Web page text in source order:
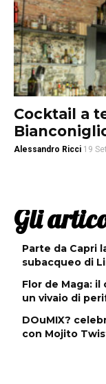
Cocktail a
Alessandro Ricci 19
Gli
Parte da Capri
subacqueo di
Flor de Maga:
un vivaio di
DOuMIX?
con Mojito